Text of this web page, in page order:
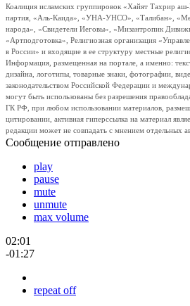
Коалиция исламских группировок «Хайят Тахрир
партия, «Аль-Каида», «УНА-УНСО», «Талибан»,
народа», «Свидетели Иеговы», «Мизантропик
«Артподготовка», Религиозная организация
в России» и входящие в ее структуру местные
Информация, размещенная на портале, а именно:
дизайна, логотипы, товарные знаки, фотографии,
законодательством Российской Федерации и
могут быть использованы без разрешения
ГК РФ, при любом использовании материалов,
цитировании, активная гиперссылка на материал
редакции может не совпадать с мнением отдельных
Сообщение отправлено
play
pause
mute
unmute
max volume
02:01
-01:27
repeat off